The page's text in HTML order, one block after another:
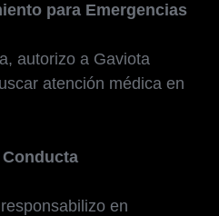
para Emergencias
autorizo a Gaviota
atención médica en
en